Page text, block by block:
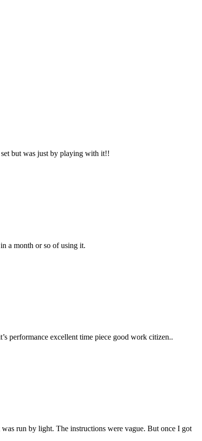
but was just by playing with it!!
a month or so of using it.
performance excellent time piece good work citizen..
run by light. The instructions were vague. But once I got